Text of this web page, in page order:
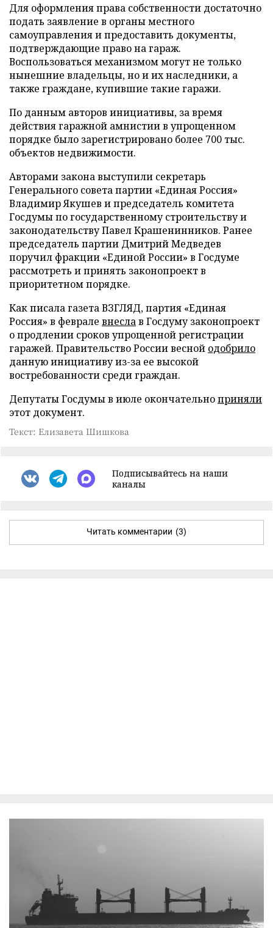
Для оформления права собственности достаточно
подать заявление в органы местного
самоуправления и предоставить документы,
подтверждающие право на гараж.
Воспользоваться механизмом могут не только
нынешние владельцы, но и их наследники, а
также граждане, купившие такие гаражи.
По данным авторов инициативы, за время
действия гаражной амнистии в упрощенном
порядке было зарегистрировано более 700 тыс.
объектов недвижимости.
Авторами закона выступили секретарь
Генерального совета партии «Единая Россия»
Владимир Якушев и председатель комитета
Госдумы по государственному строительству и
законодательству Павел Крашенинников. Ранее
председатель партии Дмитрий Медведев
поручил фракции «Единой России» в Госдуме
рассмотреть и принять законопроект в
приоритетном порядке.
Как писала газета ВЗГЛЯД, партия «Единая
Россия» в феврале внеслав Госдуму законопроект
о продлении сроков упрощенной регистрации
гаражей. Правительство России весной одобрило
данную инициативу из-за ее высокой
востребованности среди граждан.
Депутаты Госдумы в июле окончательноприняли
этот документ.
Текст: Елизавета Шишкова
Подписывайтесь на наши
каналы
Читать комментарии (3)